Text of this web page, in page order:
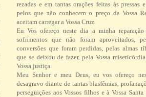
rezadas e em tantas orações feitas às pressas
pelos que não conhecem o preço da Vossa
aceitam carregar a Vossa Cruz.
Eu Vos ofereço neste dia a minha
sofrimentos que não foram aproveitados,
conversões que foram perdidas, pelas almas
que se deixou de fazer, pela Vossa
Vossa justiça.
Meu Senhor e meu Deus, eu vos ofereço
desagravo diante de tantas blasfêmias,
perseguições aos Vossos filhos e à Vossa